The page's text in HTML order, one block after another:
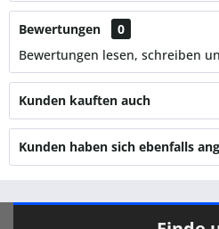
Bewertungen
0
Bewertungen lesen, schreiben
Kunden kauften auch
Kunden haben sich ebenfalls